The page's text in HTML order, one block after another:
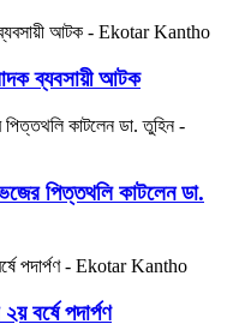
ব্যবসায়ী আটক
পিত্তথলি কাটলেন ডা.
বর্ষে পদার্পণ